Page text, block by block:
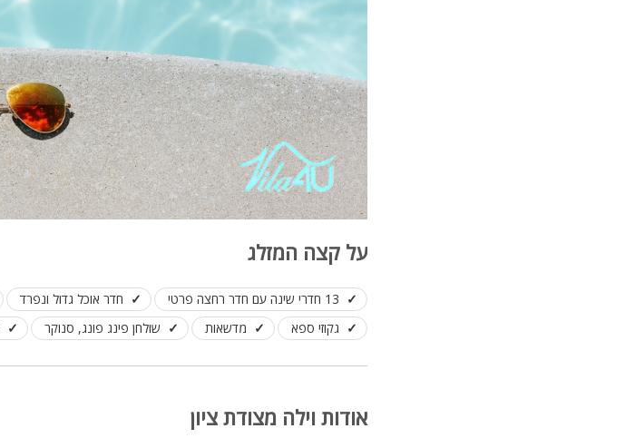
על קצה המזלג
13 חדרי שינה עם חדר רחצה פרטי חדר אוכל גדול ונפרד
גקוזי ספא
מדשאות שולחן פינג פונג, סנוקר
אודות וילה מצודת ציון